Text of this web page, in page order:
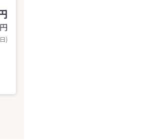
円
)